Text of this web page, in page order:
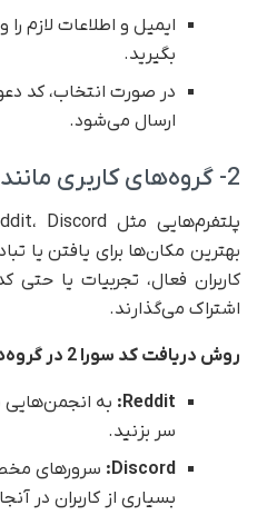
ایمیل و اطلاعات لازم را
بگیرید.
در صورت انتخاب، کد
ارسال می‌شود.
2- گروه‌های کاربری مانند Reddit، Discord
بهترین مکان‌ها برای یافتن یا
کاربران فعال، تجربیات یا
اشتراک می‌گذارند.
روش دریافت کد سورا 2 در گروه‌های کاربری
Reddit:
سر بزنید.
Discord:
بسیاری از کاربران در